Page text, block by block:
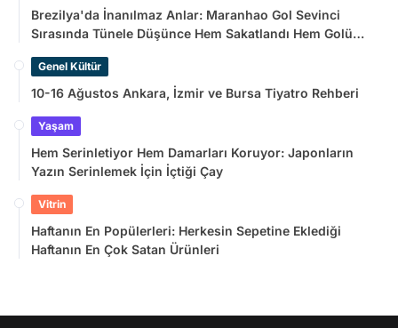
Brezilya'da İnanılmaz Anlar: Maranhao Gol Sevinci
Sırasında Tünele Düşünce Hem Sakatlandı Hem Golü
Genel Kültür
10-16 Ağustos Ankara, İzmir ve Bursa Tiyatro Rehberi
Yaşam
Hem Serinletiyor Hem Damarları Koruyor: Japonların
Yazın Serinlemek İçin İçtiği Çay
Vitrin
Haftanın En Popülerleri: Herkesin Sepetine Eklediği
Haftanın En Çok Satan Ürünleri